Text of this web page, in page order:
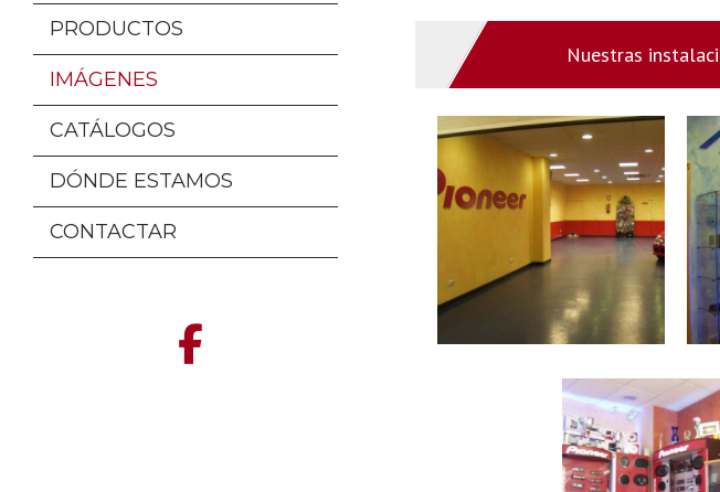
PRODUCTOS
IMÁGENES
CATÁLOGOS
DÓNDE ESTAMOS
CONTACTAR
Nuestras
RADIOCAR FERROL